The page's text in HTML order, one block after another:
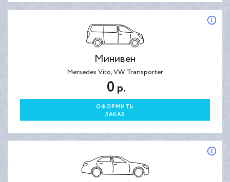
Минивен
Mersedes Vito, VW Transporter
0 р.
ОФОРМИТЬ
ЗАКАЗ